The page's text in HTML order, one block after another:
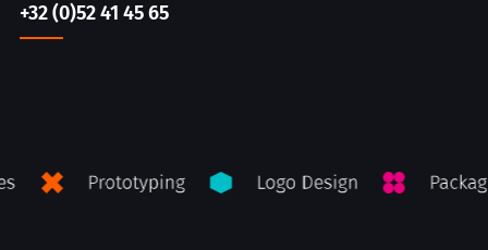
+32 (0)52 41 45 65